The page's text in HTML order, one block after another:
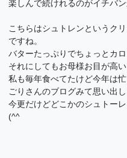
楽しんで続けれるのがイチバ
こちらはシュトレンというク
ですね。
バターたっぷりでちょっとカ
それにしてもお母様お目が高い
私も毎年食べてたけど今年は
ごりさんのブログみて思い出し
今更だけどどこかのシュトー
(^^ゞ